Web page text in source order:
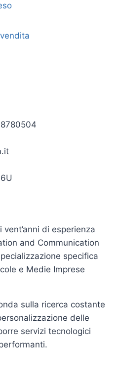
di esperienza
and Communication
specifica
e Medie Imprese
sulla ricerca costante
delle
servizi tecnologici